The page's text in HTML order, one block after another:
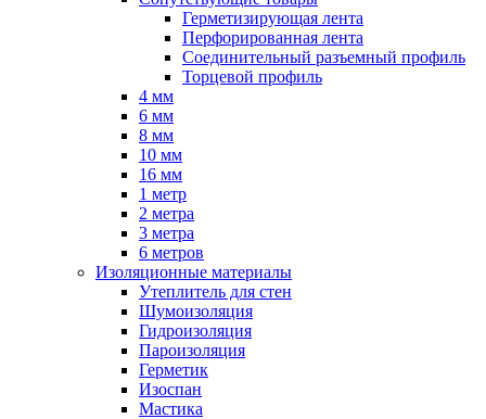
Герметизирующая лента
Перфорированная лента
Соединительный разъемный профиль
Торцевой профиль
4 мм
6 мм
8 мм
10 мм
16 мм
1 метр
2 метра
3 метра
6 метров
Изоляционные материалы
Утеплитель для стен
Шумоизоляция
Гидроизоляция
Пароизоляция
Герметик
Изоспан
Мастика